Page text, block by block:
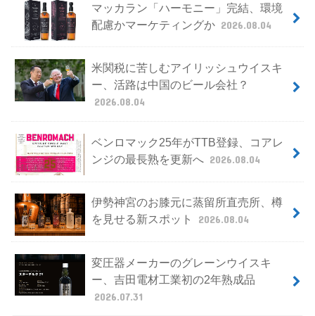
マッカラン「ハーモニー」完結、環境
配慮かマーケティングか 2026.08.04
米関税に苦しむアイリッシュウイスキ
ー、活路は中国のビール会社？
2026.08.04
ベンロマック25年がTTB登録、コアレ
ンジの最長熟を更新へ 2026.08.04
伊勢神宮のお膝元に蒸留所直売所、樽
を見せる新スポット
2026.08.04
変圧器メーカーのグレーンウイスキ
ー、吉田電材工業初の2年熟成品
2026.07.31